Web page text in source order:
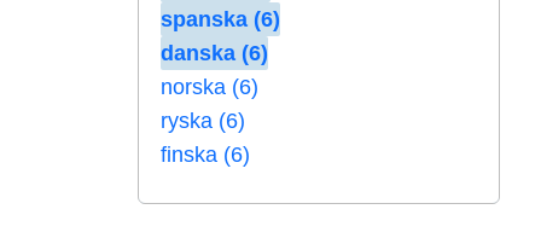
spanska (6)
danska (6)
norska (6)
ryska (6)
finska (6)